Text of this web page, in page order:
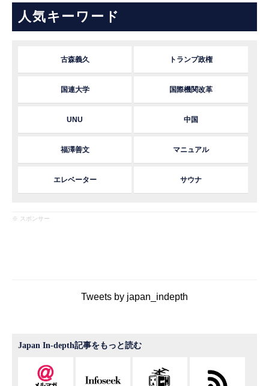
人気キーワード
古森義久 トランプ政権
国連大学 国際機関改革
UNU 中国
福澤善文 マニュアル
エレベーター サウナ
※ スポンサー
Tweets by japan_indepth
Japan In-depth記事をもっと読む